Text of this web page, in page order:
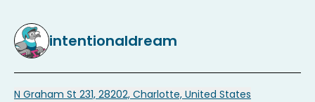
intentionaldream
N Graham St 231, 28202, Charlotte, United States